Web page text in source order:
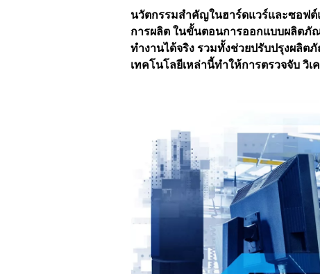
นวัตกรรมสำคัญในฮาร์ดแวร์และซอฟต์
การผลิต ในขั้นตอนการออกแบบผลิตภั
ทำงานได้จริง รวมทั้งช่วยปรับปรุงผลิต
เทคโนโลยีเหล่านี้ทำให้การตรวจจับ วิ